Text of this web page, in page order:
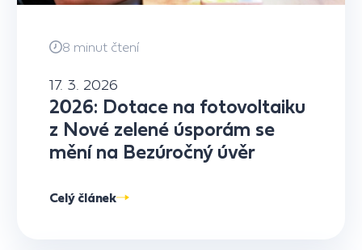
8 minut čtení
17. 3. 2026
2026: Dotace na fotovoltaiku
z Nové zelené úsporám se
mění na Bezúročný úvěr
Celý článek